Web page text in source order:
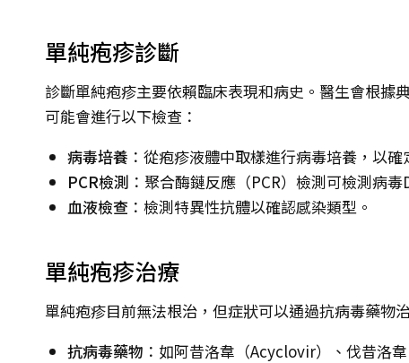
單純疱疹診斷
診斷單純疱疹主要依賴臨床表現和病史。醫生會根據
可能會進行以下檢查：
病毒培養 ：從疱疹液體中取樣進行病毒培養，以確
PCR檢測 ：聚合酶鏈反應（PCR）檢測可檢測病
血液檢查 ：檢測特異性抗體以確認感染類型。
單純疱疹治療
單純疱疹目前無法根治，但症狀可以通過抗病毒藥物
抗病毒藥物 ：如阿昔洛韋（Acyclovir）、伐昔洛